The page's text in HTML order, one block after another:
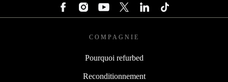
COMPAGNIE
Pourquoi refurbed
Reconditionnement